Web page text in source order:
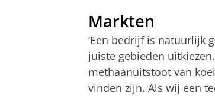
Markten
‘Een bedrijf is natuurlijk
juiste gebieden
methaanuitstoot van
vinden zijn. Als wij een